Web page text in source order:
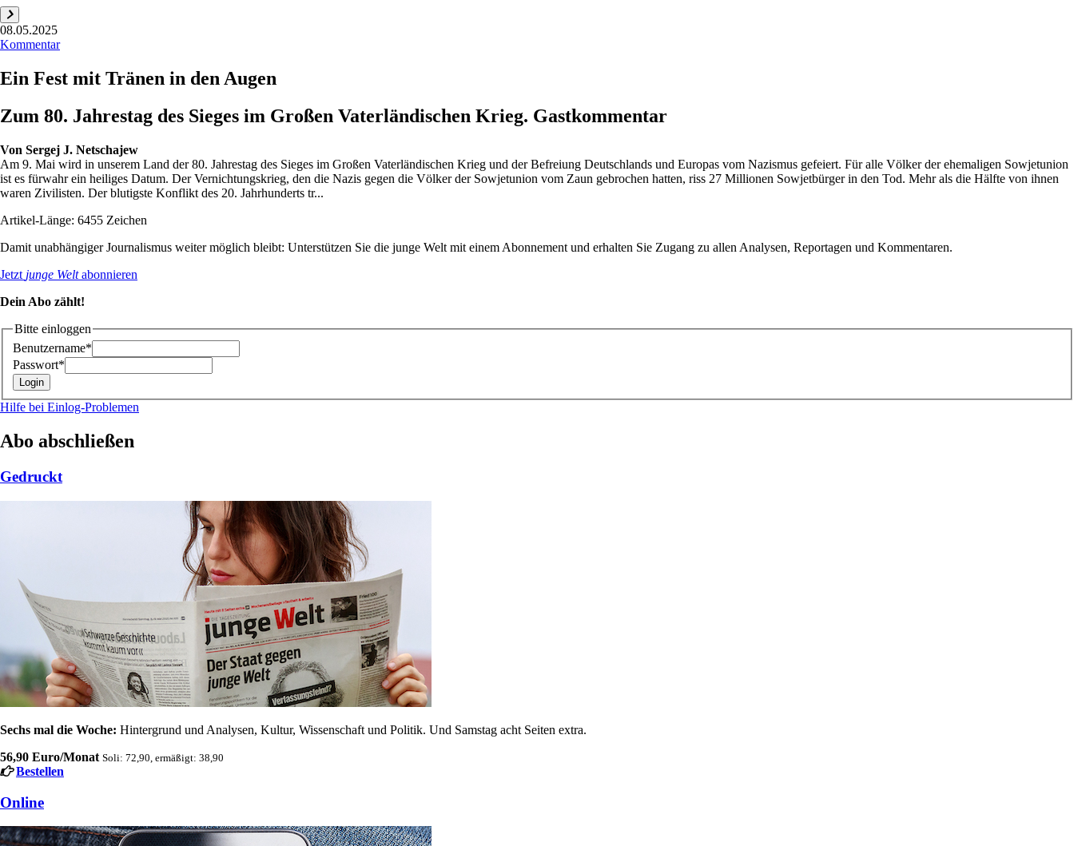
08.05.2025
Kommentar
Ein Fest mit Tränen in den Augen
Zum 80. Jahrestag des Sieges im Großen Vaterländischen Krieg. Gastkommentar
Von Sergej J. Netschajew
Am 9. Mai wird in unserem Land der 80. Jahrestag des Sieges im Großen Vaterländischen Krieg und der Befreiung Deutschlands und Europas vom Nazismus gefeiert. Für alle Völker der ehemaligen Sowjetunion
ist es fürwahr ein heiliges Datum. Der Vernichtungskrieg, den die Nazis gegen die Völker der Sowjetunion vom Zaun gebrochen hatten, riss 27 Millionen Sowjetbürger in den Tod. Mehr als die Hälfte von ihnen
waren Zivilisten. Der blutigste Konflikt des 20. Jahrhunderts tr...
Artikel-Länge: 6455 Zeichen
Damit unabhängiger Journalismus weiter möglich bleibt: Unterstützen Sie die junge Welt mit einem Abonnement und erhalten Sie Zugang zu allen Analysen, Reportagen und Kommentaren.
Jetzt junge Weltabonnieren
Dein Abo zählt!
Bitte einloggen
Benutzername*
Passwort*
Hilfe bei Einlog-Problemen
Abo abschließen
Gedruckt
Sechs mal die Woche: Hintergrund und Analysen, Kultur, Wissenschaft und Politik. Und Samstag acht Seiten extra.
56,90 Euro/Monat Soli: 72,90, ermäßigt: 38,90
Bestellen
Online